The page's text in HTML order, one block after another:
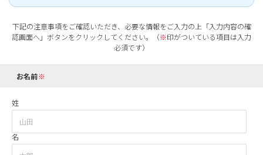
下記の注意事項をご確認いただき、必要な情報をご入力の上「入力内容の確
認画面へ」ボタンをクリックしてください。（※印がついている項目は入力
必須です）
お名前
姓
名